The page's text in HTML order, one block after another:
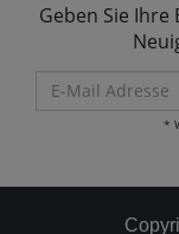
Geben Sie Ihre
*